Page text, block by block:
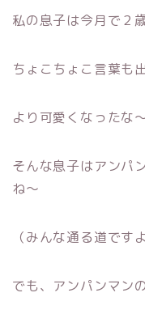
私の息子は今月で２
ちょこちょこ言葉も
より可愛くなったな
そんな息子はアンパ
ね〜
（みんな通る道です
でも、アンパンマン